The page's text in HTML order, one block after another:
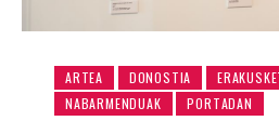
ARTEA DONOSTIA
NABARMENDUAK
PORTADAN